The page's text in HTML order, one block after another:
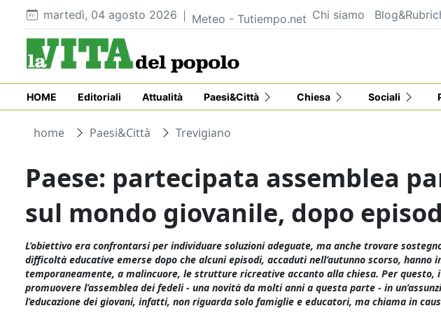
martedì, 04 agosto 2026 Meteo - Tutiempo.net Chi siamo
HOME Editoriali Attualità Paesi&Città Chiesa Sociali
home Paesi&Città Trevigiano
Paese: partecipata assemblea
sul mondo giovanile, dopo
L’obiettivo era confrontarsi per individuare soluzioni adeguate, ma anche trovare
difficoltà educative emerse dopo che alcuni episodi, accaduti nell’autunno scorso, hanno
temporaneamente, a malincuore, le strutture ricreative accanto alla chiesa. Per questo,
promuovere l’assemblea dei fedeli - una novità da molti anni a questa parte - in
l’educazione dei giovani, infatti, non riguarda solo famiglie e educatori, ma chiama in